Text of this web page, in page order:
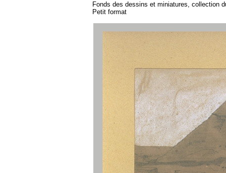
Fonds des dessins et miniatures, collection
Petit format